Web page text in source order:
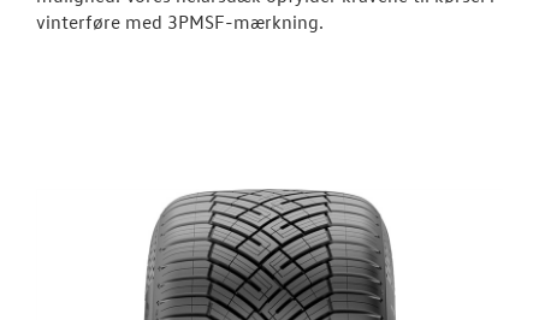
vinterføre med 3PMSF-mærkning.